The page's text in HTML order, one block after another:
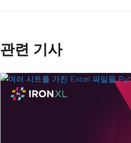
관련 기사